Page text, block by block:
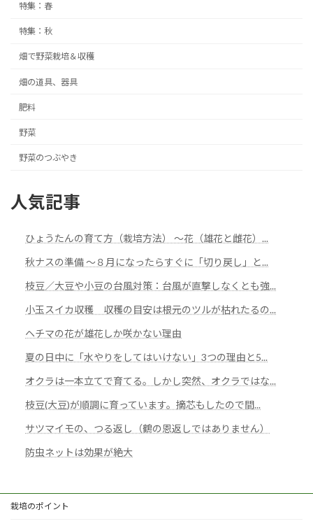
特集：春
特集：秋
畑で野菜栽培＆収穫
畑の道具、器具
肥料
野菜
野菜のつぶやき
人気記事
ひょうたんの育て方（栽培方法） ～花（雄花と雌花）...
秋ナスの準備 ～８月になったらすぐに「切り戻し」と...
枝豆／大豆や小豆の台風対策：台風が直撃しなくとも強...
小玉スイカ収穫 収穫の目安は根元のツルが枯れたるの...
ヘチマの花が雄花しか咲かない理由
夏の日中に「水やりをしてはいけない」3つの理由と5...
オクラは一本立てで育てる。しかし突然、オクラではな...
枝豆(大豆)が順調に育っています。摘芯もしたので間...
サツマイモの、つる返し（鶴の恩返しではありません）
防虫ネットは効果が絶大
栽培のポイント